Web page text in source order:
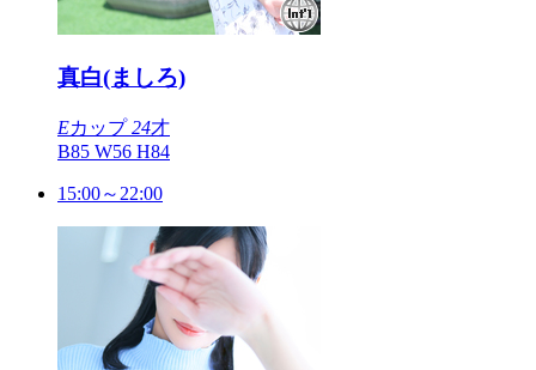
真白(ましろ)
Eカップ24才
B85 W56 H84
15:00～22:00